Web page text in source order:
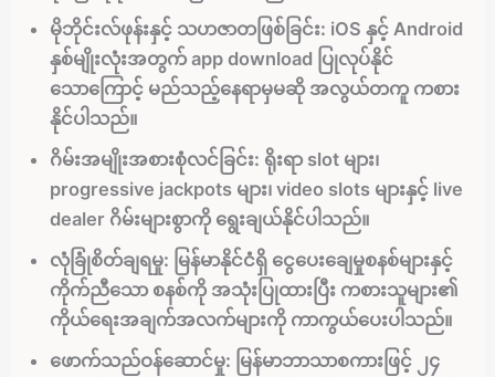
မိုဘိုင်းလ်ဖုန်းနှင့် သဟဇာတဖြစ်ခြင်း: iOS နှင့် Android
နှစ်မျိုးလုံးအတွက် app download ပြုလုပ်နိုင်
သောကြောင့် မည်သည့်နေရာမှမဆို အလွယ်တကူ ကစား
နိုင်ပါသည်။
ဂိမ်းအမျိုးအစားစုံလင်ခြင်း: ရိုးရာ slot များ၊
progressive jackpots များ၊ video slots များနှင့် live
dealer ဂိမ်းများစွာကို ရွေးချယ်နိုင်ပါသည်။
လုံခြုံစိတ်ချရမှု: မြန်မာနိုင်ငံရှိ ငွေပေးချေမှုစနစ်များနှင့်
ကိုက်ညီသော စနစ်ကို အသုံးပြုထားပြီး ကစားသူများ၏
ကိုယ်ရေးအချက်အလက်များကို ကာကွယ်ပေးပါသည်။
ဖောက်သည်ဝန်ဆောင်မှု: မြန်မာဘာသာစကားဖြင့် ၂၄